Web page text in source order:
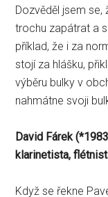
Dozvěděl jsem se,
trochu zapátrat a
příklad, že i za
stojí za hlášku,
výběru bulky v
nahmátne svoji
David Fárek (
klarinetista,
Když se řekne